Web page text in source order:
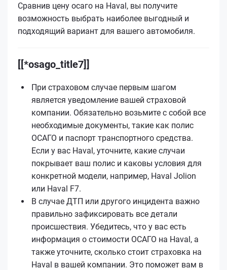
Сравнив цену осаго на Haval, вы получите
возможность выбрать наиболее выгодный и
подходящий вариант для вашего автомобиля.
[[*osago_title7]]
При страховом случае первым шагом
является уведомление вашей страховой
компании. Обязательно возьмите с собой все
необходимые документы, такие как полис
ОСАГО и паспорт транспортного средства.
Если у вас Haval, уточните, какие случаи
покрывает ваш полис и каковы условия для
конкретной модели, например, Haval Jolion
или Haval F7.
В случае ДТП или другого инцидента важно
правильно зафиксировать все детали
происшествия. Убедитесь, что у вас есть
информация о стоимости ОСАГО на Haval, а
также уточните, сколько стоит страховка на
Haval в вашей компании. Это поможет вам в